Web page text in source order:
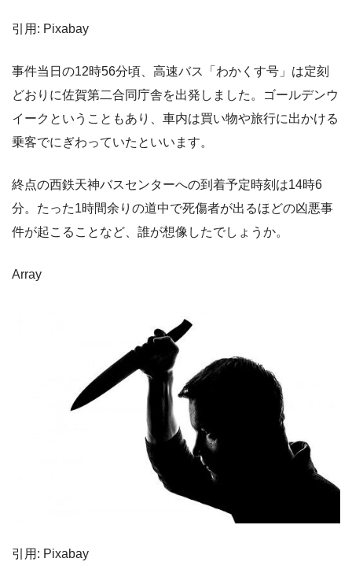
引用: Pixabay
事件当日の12時56分頃、高速バス「わかくす号」は定刻
どおりに佐賀第二合同庁舎を出発しました。ゴールデンウ
イークということもあり、車内は買い物や旅行に出かける
乗客でにぎわっていたといいます。
終点の西鉄天神バスセンターへの到着予定時刻は14時6
分。たった1時間余りの道中で死傷者が出るほどの凶悪事
件が起こることなど、誰が想像したでしょうか。
Array
引用: Pixabay